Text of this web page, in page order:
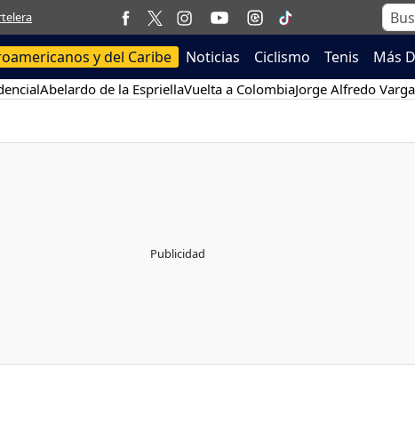
y del Caribe Noticias Ciclismo Tenis Más
Abelardo de la EspriellaVuelta a ColombiaJorge Alfredo